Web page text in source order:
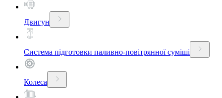
Двигун
Система підготовки паливно-повітрянної суміші
Колеса